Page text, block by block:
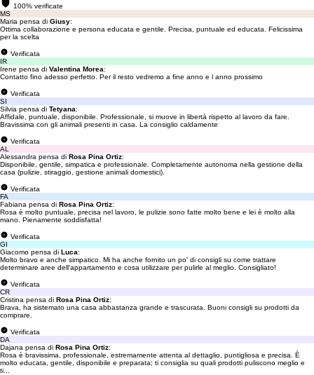
100% verificate
MS
Maria pensa di Giusy:
Ottima collaborazione e persona educata e gentile. Precisa, puntuale ed educata. Felicissima
per la scelta
Verificata
IR
Irene pensa di Valentina Morea:
Contatto fino adesso perfetto. Per il resto vedremo a fine anno e l anno prossimo
Verificata
SI
Silvia pensa di Tetyana:
Affidale, puntuale, disponibile. Professionale, si muove in libertà rispetto al lavoro da fare.
Bravissima con gli animali presenti in casa. La consiglio caldamente
Verificata
AL
Alessandra pensa di Rosa Pina Ortiz:
Disponibile, gentile, simpatica e professionale. Completamente autonoma nella gestione della
casa (pulizie, stiraggio, gestione animali domestici).
Verificata
FA
Fabiana pensa di Rosa Pina Ortiz:
Rosa è molto puntuale, precisa nel lavoro, le pulizie sono fatte molto bene e lei è molto alla
mano. Pienamente soddisfatta!
Verificata
GI
Giacomo pensa di Luca:
Molto bravo e anche simpatico. Mi ha anche fornito un po' di consigli su come trattare
determinare aree dell'appartamento e cosa utilizzare per pulirle al meglio. Consigliato!
Verificata
CR
Cristina pensa di Rosa Pina Ortiz:
Brava, ha sistemato una casa abbastanza grande e trascurata. Buoni consigli su prodotti da
comprare.
Verificata
DA
Dajana pensa di Rosa Pina Ortiz:
Rosa è bravissima, professionale, estremamente attenta al dettaglio, puntigliosa e precisa. È
molto educata, gentile, disponibile e preparata; ti consiglia su quali prodotti puliscono meglio e
ti...